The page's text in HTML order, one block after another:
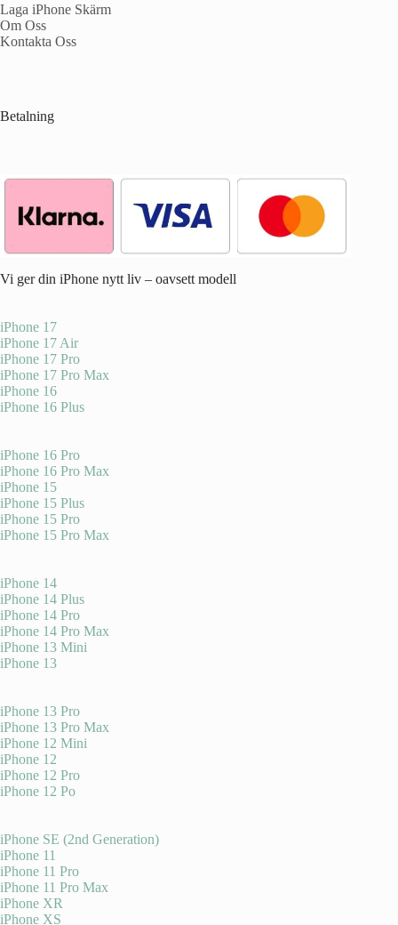
Laga iPhone Skärm
Om Oss
Kontakta Oss
Betalning
Vi ger din iPhone nytt liv – oavsett modell
iPhone 17
iPhone 17 Air
iPhone 17 Pro
iPhone 17 Pro Max
iPhone 16
iPhone 16 Plus
iPhone 16 Pro
iPhone 16 Pro Max
iPhone 15
iPhone 15 Plus
iPhone 15 Pro
iPhone 15 Pro Max
iPhone 14
iPhone 14 Plus
iPhone 14 Pro
iPhone 14 Pro Max
iPhone 13 Mini
iPhone 13
iPhone 13 Pro
iPhone 13 Pro Max
iPhone 12 Mini
iPhone 12
iPhone 12 Pro
iPhone 12 Po
iPhone SE (2nd Generation)
iPhone 11
iPhone 11 Pro
iPhone 11 Pro Max
iPhone XR
iPhone XS